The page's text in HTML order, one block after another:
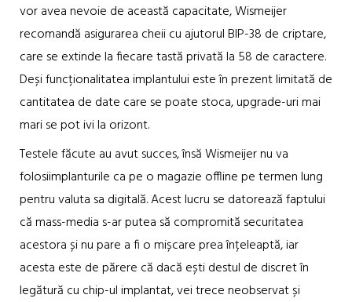
vor avea nevoie de această capacitate, Wismeijer
recomandă asigurarea cheii cu ajutorul BIP-38 de criptare,
care se extinde la fiecare tastă privată la 58 de caractere.
Deși funcționalitatea implantului este în prezent limitată de
cantitatea de date care se poate stoca, upgrade-uri mai
mari se pot ivi la orizont.
Testele făcute au avut succes, însă Wismeijer nu va
folosiimplanturile ca pe o magazie offline pe termen lung
pentru valuta sa digitală. Acest lucru se datorează faptului
că mass-media s-ar putea să compromită securitatea
acestora și nu pare a fi o mișcare prea înțeleaptă, iar
acesta este de părere că dacă ești destul de discret în
legătură cu chip-ul implantat, vei trece neobservat și